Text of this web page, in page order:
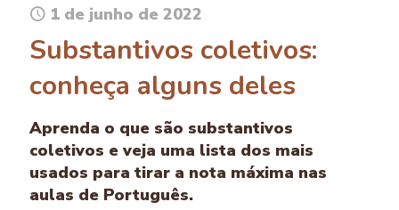
1 de junho de 2022
Substantivos coletivos:
conheça alguns deles
Aprenda o que são substantivos
coletivos e veja uma lista dos mais
usados para tirar a nota máxima nas
aulas de Português.